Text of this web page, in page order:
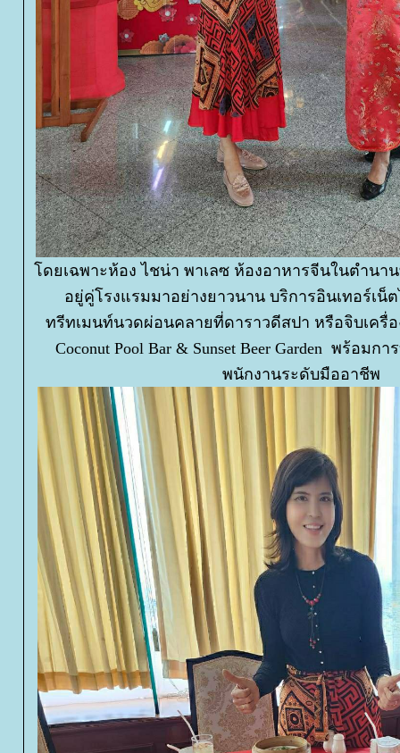
ดยเฉพาะห้อง ไชน่า พาเลซ ห้องอาหารจีนในตำนา
อยู่คู่โรงแรมมาอย่างยาวนาน บริการอินเทอร์เน็
ทรีทเมนท์นวดผ่อนคลายที่ดาราวดีสปา หรือจิบเครื่
Coconut Pool Bar & Sunset Beer Garden พร้อมก
พนักงานระดับมืออาชีพ